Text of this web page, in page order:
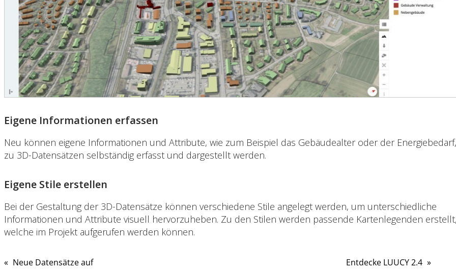
Eigene Informationen erfassen
Neu können eigene Informationen und Attribute, wie zum Beispiel das Gebäudealter oder der Energiebedarf,
zu 3D-Datensätzen selbständig erfasst und dargestellt werden.
Eigene Stile erstellen
Bei der Gestaltung der 3D-Datensätze können verschiedene Stile angelegt werden, um unterschiedliche
Informationen und Attribute visuell hervorzuheben. Zu den Stilen werden passende Kartenlegenden
welche im Projekt aufgerufen werden können.
« Neue Datensätze auf
Entdecke LUUCY 2.4 »